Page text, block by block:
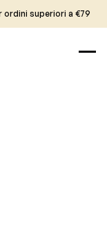
superiori a €79